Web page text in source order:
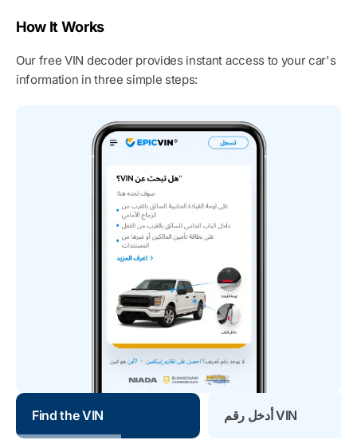
How It Works
Our free VIN decoder provides instant access to your car's
information in three simple steps:
Find the VIN أدخل رقم VIN